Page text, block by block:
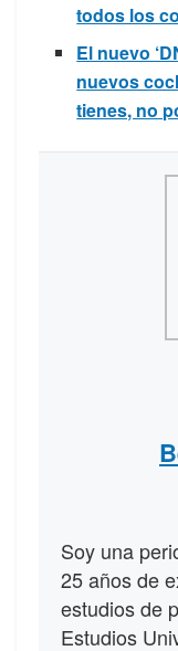
todos los
El nuevo
nuevos
tienes, no
Soy una
25 años de
estudios de
Estudios